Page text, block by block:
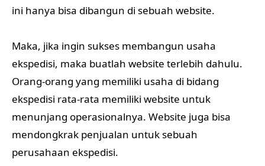
ini hanya bisa dibangun di sebuah website.
Maka, jika ingin sukses membangun usaha
ekspedisi, maka buatlah website terlebih dahulu.
Orang-orang yang memiliki usaha di bidang
ekspedisi rata-rata memiliki website untuk
menunjang operasionalnya. Website juga bisa
mendongkrak penjualan untuk sebuah
perusahaan ekspedisi.